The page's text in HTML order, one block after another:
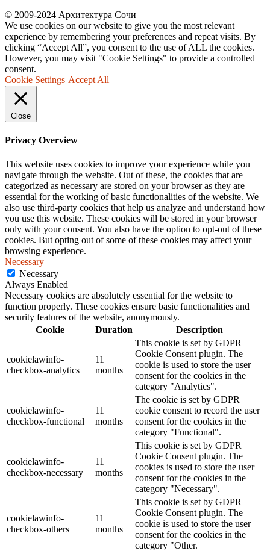
© 2009-2024 Архитектура Сочи
We use cookies on our website to give you the most relevant
experience by remembering your preferences and repeat visits. By
clicking “Accept All”, you consent to the use of ALL the cookies.
However, you may visit "Cookie Settings" to provide a controlled
consent.
Cookie Settings Accept All
Close
Privacy Overview
This website uses cookies to improve your experience while you
navigate through the website. Out of these, the cookies that are
categorized as necessary are stored on your browser as they are
essential for the working of basic functionalities of the website. We
also use third-party cookies that help us analyze and understand how
you use this website. These cookies will be stored in your browser
only with your consent. You also have the option to opt-out of these
cookies. But opting out of some of these cookies may affect your
browsing experience.
Necessary
Necessary
Always Enabled
Necessary cookies are absolutely essential for the website to
function properly. These cookies ensure basic functionalities and
security features of the website, anonymously.
Cookie
Duration Description
cookielawinfo-
checkbox-analytics
11
months
This cookie is set by GDPR
Cookie Consent plugin. The
cookie is used to store the user
consent for the cookies in the
category "Analytics".
cookielawinfo-
checkbox-functional
11
months
The cookie is set by GDPR
cookie consent to record the user
consent for the cookies in the
category "Functional".
cookielawinfo-
checkbox-necessary
11
months
This cookie is set by GDPR
Cookie Consent plugin. The
cookies is used to store the user
consent for the cookies in the
category "Necessary".
cookielawinfo-
checkbox-others
11
months
This cookie is set by GDPR
Cookie Consent plugin. The
cookie is used to store the user
consent for the cookies in the
category "Other.